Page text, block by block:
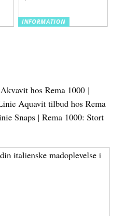
INFORMATION
hos Rema 1000 |
Aquavit tilbud hos Rema
Snaps | Rema 1000: Stort